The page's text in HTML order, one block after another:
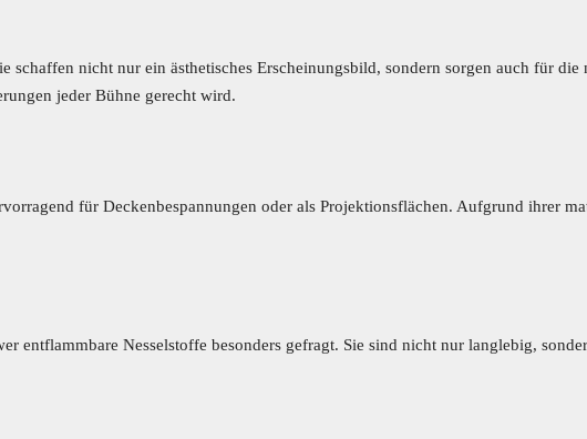
schaffen nicht nur ein ästhetisches Erscheinungsbild, sondern sorgen auch für
jeder Bühne gerecht wird.
für Deckenbespannungen oder als Projektionsflächen. Aufgrund ihrer
entflammbare Nesselstoffe besonders gefragt. Sie sind nicht nur langlebig,